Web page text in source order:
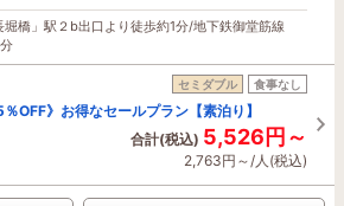
橋」駅２b出口より徒歩約1分/地下鉄御堂筋線
セミダブル 食事なし
OFF》お得なセールプラン【素泊り】
合計(税込) 5,526円～
2,763円～/人(税込)